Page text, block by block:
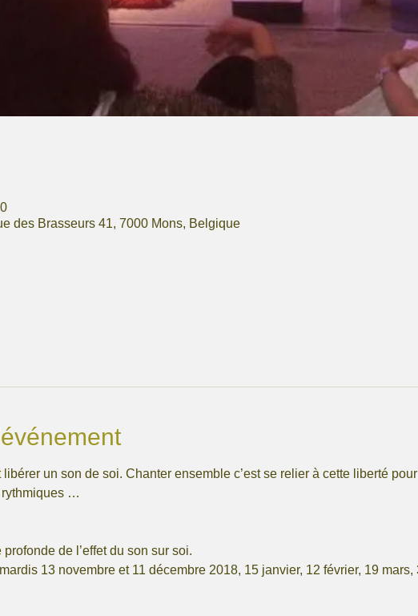
des Brasseurs 41, 7000 Mons, Belgique
libérer un son de soi. Chanter ensemble c’est se relier à cette liberté
rythmiques …
de l’effet du son sur soi.
13 novembre et 11 décembre 2018, 15 janvier, 12 février, 19